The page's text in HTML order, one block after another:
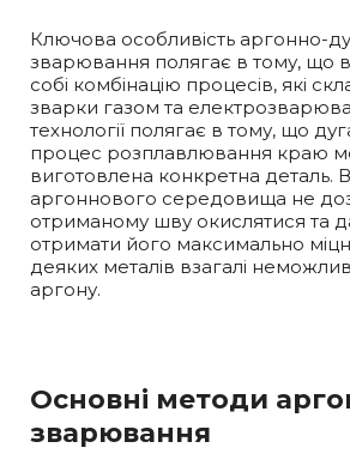
Ключова особливість аргонно-
зварювання полягає в тому, що
собі комбінацію процесів, які
зварки газом та
технології полягає в тому, що
процес розплавлювання краю
виготовлена конкретна деталь.
аргоннового середовища не
отриманому шву окислятися та
отримати його максимально
деяких металів взагалі
аргону.
Основні методи
зварювання